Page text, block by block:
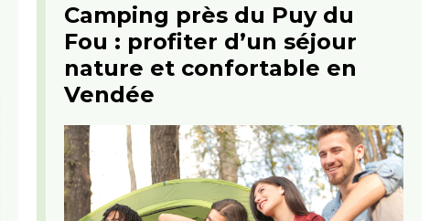
Camping près du Puy du
Fou : profiter d’un séjour
nature et confortable en
Vendée